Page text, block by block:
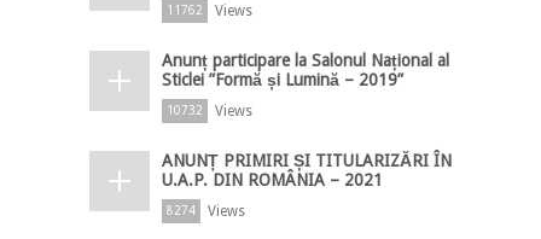
11762 Views
Anunț participare la Salonul Național al
Sticlei ”Formă și Lumină – 2019”
10732 Views
ANUNȚ PRIMIRI ȘI TITULARIZĂRI ÎN
U.A.P. DIN ROMÂNIA – 2021
8274 Views